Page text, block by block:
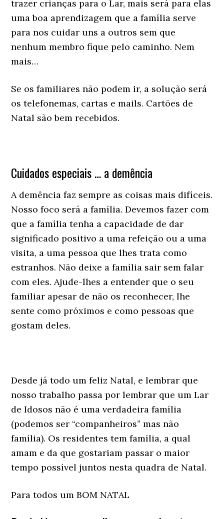
trazer crianças para o Lar, mais será para elas
uma boa aprendizagem que a família serve
para nos cuidar uns a outros sem que
nenhum membro fique pelo caminho. Nem
mais…
Se os familiares não podem ir, a solução será
os telefonemas, cartas e mails. Cartões de
Natal são bem recebidos.
Cuidados especiais … a demência
A demência faz sempre as coisas mais difíceis.
Nosso foco será a família. Devemos fazer com
que a família tenha a capacidade de dar
significado positivo a uma refeição ou a uma
visita, a uma pessoa que lhes trata como
estranhos. Não deixe a família sair sem falar
com eles. Ajude-lhes a entender que o seu
familiar apesar de não os reconhecer, lhe
sente como próximos e como pessoas que
gostam deles.
Desde já todo um feliz Natal, e lembrar que
nosso trabalho passa por lembrar que um Lar
de Idosos não é uma verdadeira família
(podemos ser “companheiros” mas não
família). Os residentes tem família, a qual
amam e da que gostariam passar o maior
tempo possível juntos nesta quadra de Natal.
Para todos um BOM NATAL